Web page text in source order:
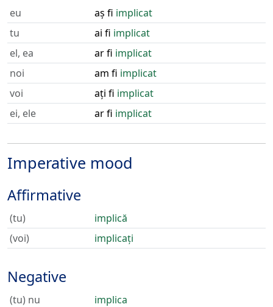
eu aș fi implicat
tu
ai fi implicat
el, ea
ar fi implicat
noi
am fi implicat
voi
ați fi implicat
ei, ele
ar fi implicat
Imperative mood
Affirmative
(tu)
implică
(voi)
implicați
Negative
(tu) nu
implica